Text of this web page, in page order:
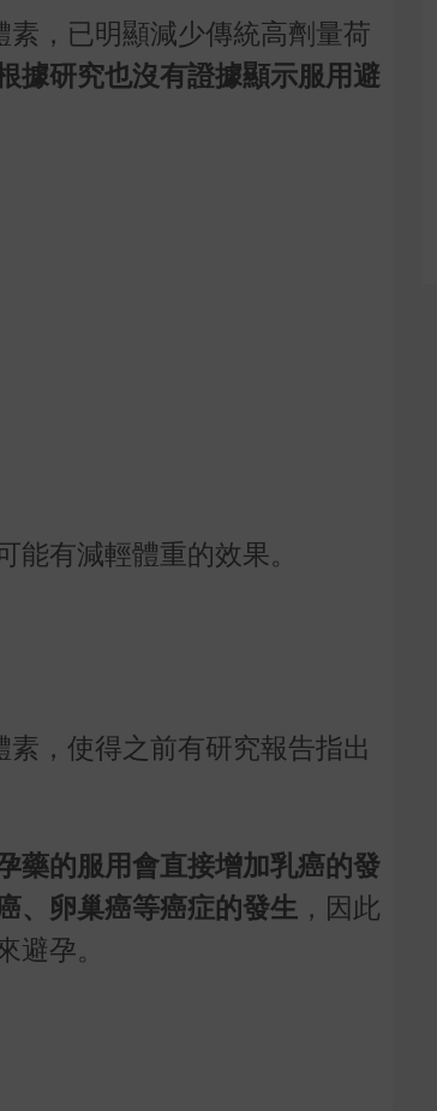
，已明顯減少傳統高劑量荷
據研究也沒有證據顯示服用避
有減輕體重的效果。
，使得之前有研究報告指出
藥的服用會直接增加乳癌的發
、卵巢癌等癌症的發生 ，因此
避孕。